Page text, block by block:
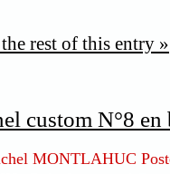
rest of this entry »
custom N°8 en
MONTLAHUC